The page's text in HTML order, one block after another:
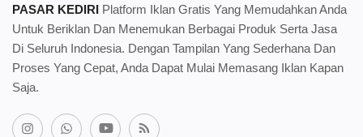
PASAR KEDIRI Platform Iklan Gratis Yang Memudahkan Anda
Untuk Beriklan Dan Menemukan Berbagai Produk Serta Jasa
Di Seluruh Indonesia. Dengan Tampilan Yang Sederhana Dan
Proses Yang Cepat, Anda Dapat Mulai Memasang Iklan Kapan
Saja.